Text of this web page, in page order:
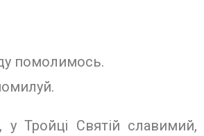
помолимось.
у Тройці Святій славимий,